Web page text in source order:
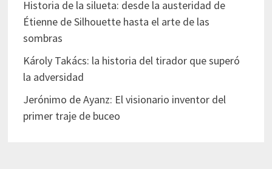
Historia de la silueta: desde la austeridad de
Étienne de Silhouette hasta el arte de las
sombras
Károly Takács: la historia del tirador que superó
la adversidad
Jerónimo de Ayanz: El visionario inventor del
primer traje de buceo